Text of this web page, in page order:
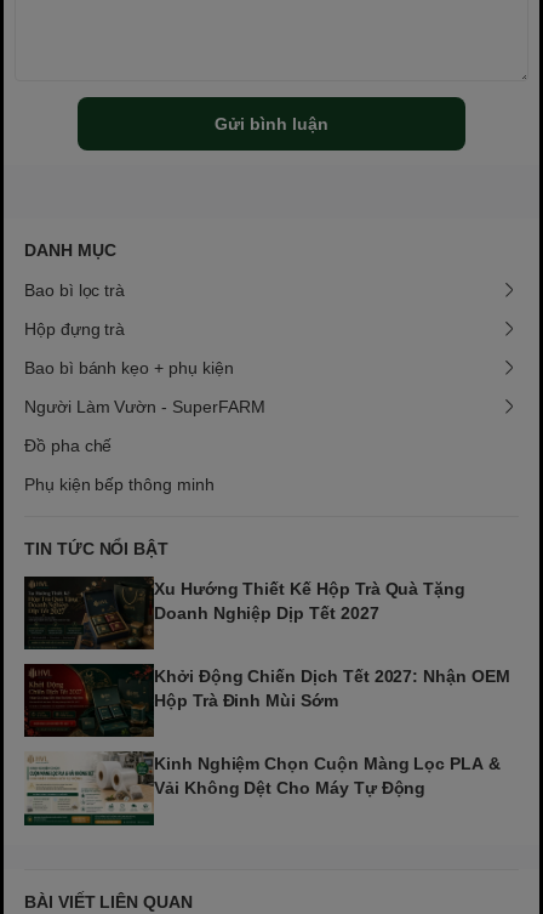
Gửi bình luận
DANH MỤC
Bao bì lọc trà
Hộp đựng trà
Bao bì bánh kẹo + phụ kiện
Người Làm Vườn - SuperFARM
Đồ pha chế
Phụ kiện bếp thông minh
TIN TỨC NỔI BẬT
Xu Hướng Thiết Kế Hộp Trà Quà Tặng
Doanh Nghiệp Dịp Tết 2027
Khởi Động Chiến Dịch Tết 2027: Nhận OEM
Hộp Trà Đinh Mùi Sớm
Kinh Nghiệm Chọn Cuộn Màng Lọc PLA &
Vải Không Dệt Cho Máy Tự Động
BÀI VIẾT LIÊN QUAN